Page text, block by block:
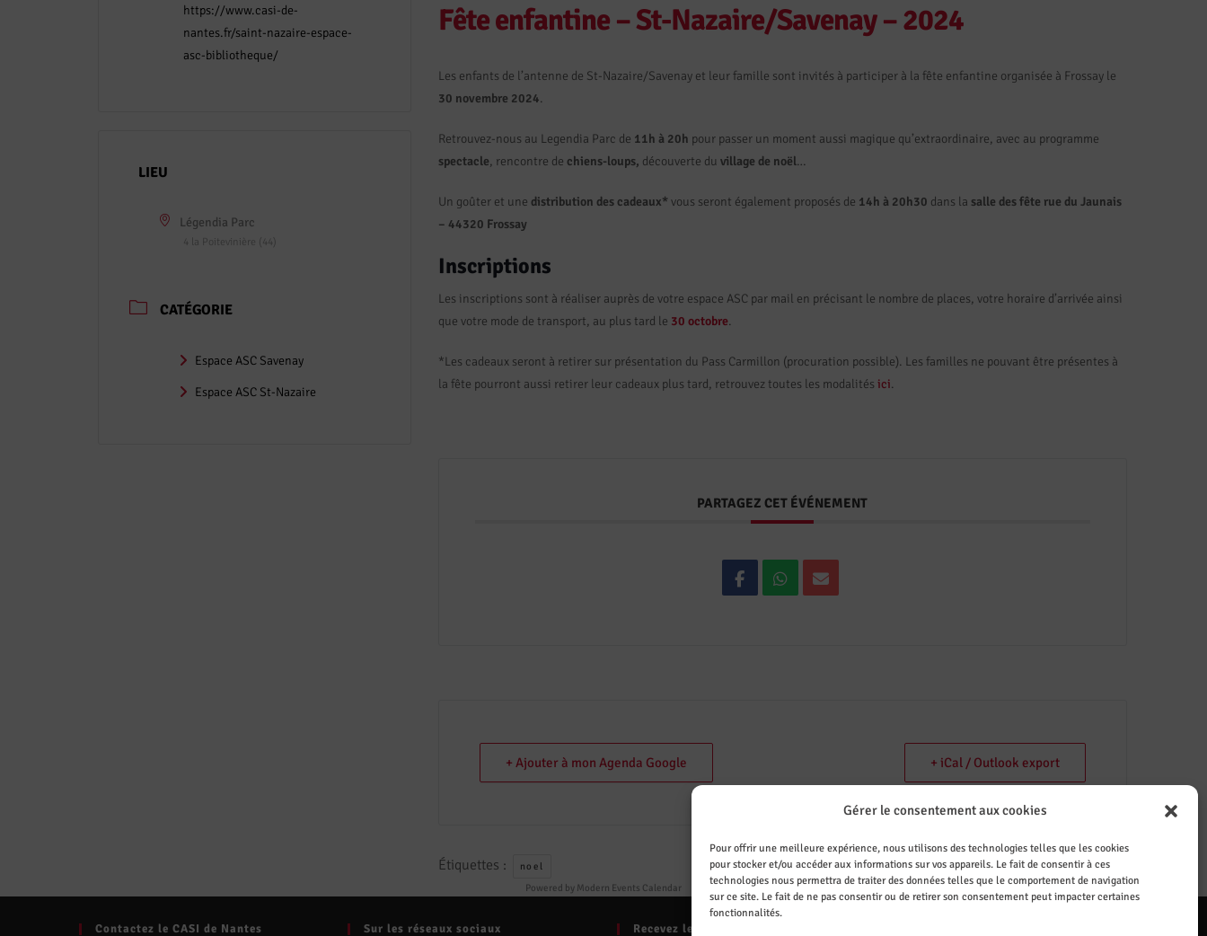
Gérer le consentement aux cookies
Pour offrir une meilleure expérience, nous utilisons des technologies telles que les cookies
pour stocker et/ou accéder aux informations sur vos appareils. Le fait de consentir à ces
technologies nous permettra de traiter des données telles que le comportement de navigation
sur ce site. Le fait de ne pas consentir ou de retirer son consentement peut impacter certaines
fonctionnalités.
https://www.casi-de-
nantes.fr/saint-nazaire-espace-
asc-bibliotheque/
LIEU
Légendia Parc
4 la Poitevinière (44)
CATÉGORIE
Espace ASC Savenay
Espace ASC St-Nazaire
Fête enfantine – St-Nazaire/Savenay – 2024
Les enfants de l’antenne de St-Nazaire/Savenay et leur famille sont invités à participer à la fête enfantine organisée à Frossay le
30 novembre 2024.
Retrouvez-nous au Legendia Parc de 11h à 20h pour passer un moment aussi magique qu’extraordinaire, avec au programme
spectacle, rencontre de chiens-loups, découverte du village de noël…
Un goûter et une distribution des cadeaux* vous seront également proposés de 14h à 20h30 dans la salle des fête rue du Jaunais
– 44320 Frossay
Inscriptions
Les inscriptions sont à réaliser auprès de votre espace ASC par mail en précisant le nombre de places, votre horaire d’arrivée ainsi
que votre mode de transport, au plus tard le 30 octobre.
*Les cadeaux seront à retirer sur présentation du Pass Carmillon (procuration possible). Les familles ne pouvant être présentes à
la fête pourront aussi retirer leur cadeaux plus tard, retrouvez toutes les modalités ici.
PARTAGEZ CET ÉVÉNEMENT
+ Ajouter à mon Agenda Google + iCal / Outlook export
Étiquettes :
noel
Powered by Modern Events Calendar
Contactez le CASI de Nantes Sur les réseaux sociaux Recevez les actualités par mail